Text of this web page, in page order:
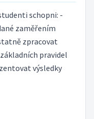
schopni: -
zaměřením
zpracovat
pravidel
výsledky